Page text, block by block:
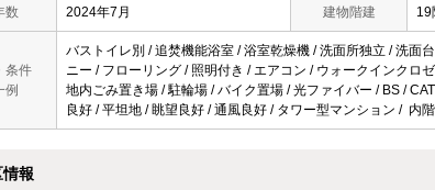
数 2024年7月 建物階建 19
条件
例
バストイレ別 / 追焚機能浴室 / 浴室乾燥機 / 洗面所独立 / 洗面
ニー / フローリング / 照明付き / エアコン / ウォークインクロ
地内ごみ置き場 / 駐輪場 / バイク置場 / 光ファイバー / BS /
良好 / 平坦地 / 眺望良好 / 通風良好 / タワー型マンション / 内
報